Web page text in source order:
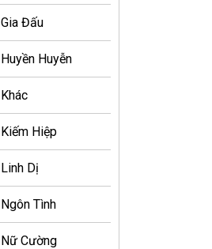
Gia Đấu
Huyền Huyễn
Khác
Kiếm Hiệp
Linh Dị
Ngôn Tình
Nữ Cường